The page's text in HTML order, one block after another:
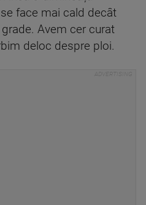
face mai cald decât
Avem cer curat
deloc despre ploi.